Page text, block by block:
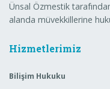
Ünsal Özmestik
alanda müvekkillerine
Hizmetlerimiz
Bilişim Hukuku